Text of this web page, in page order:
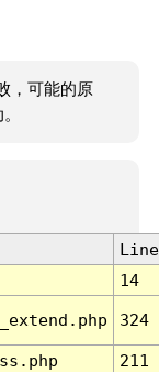
，可能的原
Line
14
324
211